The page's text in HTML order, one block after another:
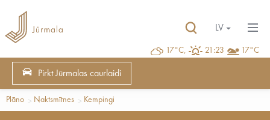
17°C, 21:23 17°C
LV
Pirkt Jūrmalas caurlaidi
Plāno Naktsmītnes Kempingi